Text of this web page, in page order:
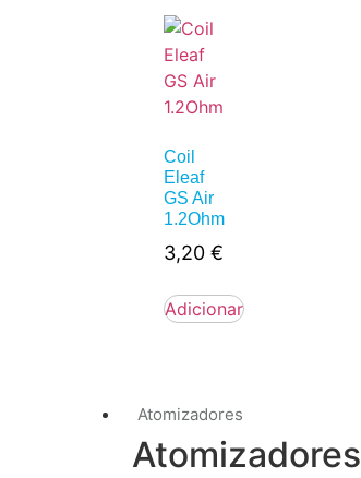
Atomizadores
Atomizadores
Coil
Eleaf
GS Air
1.2Ohm
3,20 €
Adicionar